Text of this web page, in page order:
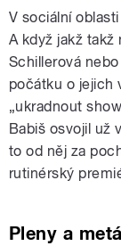
V sociální
A když jakž takž
Schillerová
počátku o jejich
„ukradnout
Babiš osvojil už
to od něj za
rutinérský
Pleny a